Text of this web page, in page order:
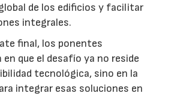
de los edificios y facilitar
integrales.
final, los ponentes
que el desafío ya no reside
tecnológica, sino en la
integrar esas soluciones en